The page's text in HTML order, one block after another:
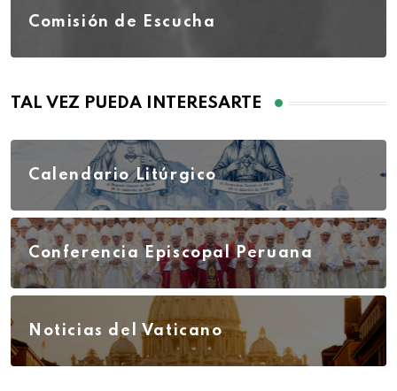
Comisión de Escucha
TAL VEZ PUEDA INTERESARTE
Calendario Litúrgico
Conferencia Episcopal Peruana
Noticias del Vaticano